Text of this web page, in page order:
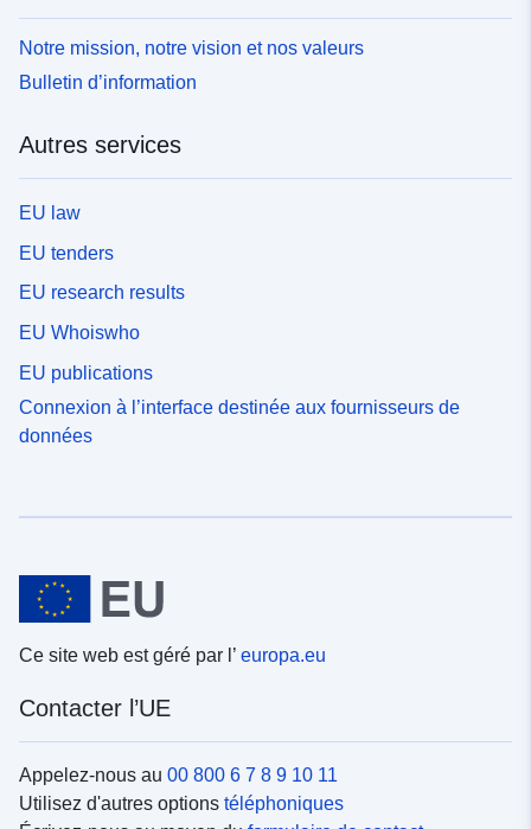
Notre mission, notre vision et nos valeurs
Bulletin d’information
Autres services
EU law
EU tenders
EU research results
EU Whoiswho
EU publications
Connexion à l’interface destinée aux fournisseurs de
données
Ce site web est géré par l’ europa.eu
Contacter l’UE
Appelez-nous au 00 800 6 7 8 9 10 11
Utilisez d'autres options téléphoniques